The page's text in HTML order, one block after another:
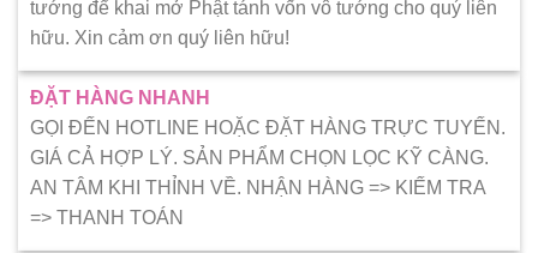
tướng để khai mở Phật tánh vốn vô tướng cho quý liên
hữu. Xin cảm ơn quý liên hữu!
ĐẶT HÀNG NHANH
GỌI ĐẾN HOTLINE HOẶC ĐẶT HÀNG TRỰC TUYẾN.
GIÁ CẢ HỢP LÝ. SẢN PHẨM CHỌN LỌC KỸ CÀNG.
AN TÂM KHI THỈNH VỀ. NHẬN HÀNG => KIẾM TRA
=> THANH TOÁN